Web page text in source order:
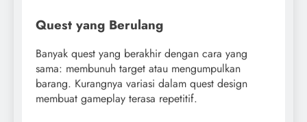
Quest yang Berulang
Banyak quest yang berakhir dengan cara yang
sama: membunuh target atau mengumpulkan
barang. Kurangnya variasi dalam quest design
membuat gameplay terasa repetitif.